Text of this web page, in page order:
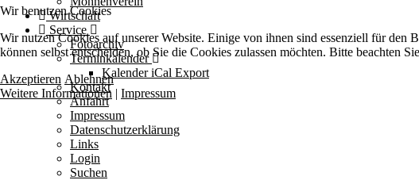
Wirtschaft
Service
Fotoarchiv
Terminkalender
Kalender iCal Export
Kontakt
Anfahrt
Impressum
Datenschutzerklärung
Links
Login
Suchen
Wir benutzen Cookies
Wir nutzen Cookies auf unserer Website. Einige von ihnen sind essenziell für den
können selbst entscheiden, ob Sie die Cookies zulassen möchten. Bitte beachten
Akzeptieren Ablehnen
Weitere Informationen | Impressum